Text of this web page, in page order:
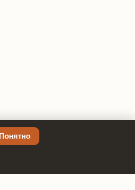
Понятно